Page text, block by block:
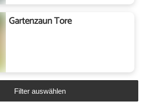
Gartenzaun Tore
Filter auswählen